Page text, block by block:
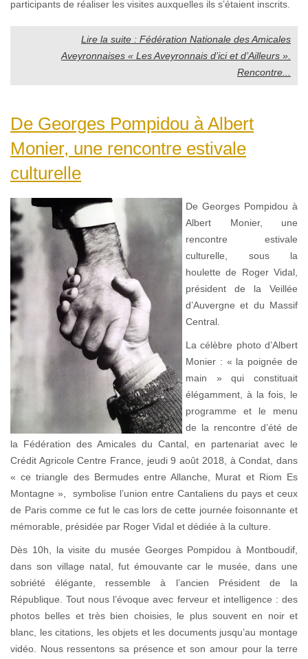
participants de réaliser les visites auxquelles ils s’étaient inscrits.
Lire la suite : Fédération Nationale des Amicales
Aveyronnaises « Les Aveyronnais d’ici et d’Ailleurs ».
Rencontre...
De Georges Pompidou à Albert
Monier, une rencontre estivale
culturelle
De Georges Pompidou à
Albert Monier, une
rencontre estivale
culturelle, sous la
houlette de Roger Vidal,
président de la Veillée
d’Auvergne et du Massif
Central.
La célèbre photo d’Albert
Monier : « la poignée de
main » qui constituait
élégamment, à la fois, le
programme et le menu
de la rencontre d’été de
la Fédération des Amicales du Cantal, en partenariat avec le
Crédit Agricole Centre France, jeudi 9 août 2018, à Condat, dans
« ce triangle des Bermudes entre Allanche, Murat et Riom Es
Montagne », symbolise l’union entre Cantaliens du pays et ceux
de Paris comme ce fut le cas lors de cette journée foisonnante et
mémorable, présidée par Roger Vidal et dédiée à la culture.
Dès 10h, la visite du musée Georges Pompidou à Montboudif,
dans son village natal, fut émouvante car le musée, dans une
sobriété élégante, ressemble à l’ancien Président de la
République. Tout nous l’évoque avec ferveur et intelligence : des
photos belles et très bien choisies, le plus souvent en noir et
blanc, les citations, les objets et les documents jusqu’au montage
vidéo. Nous ressentons sa présence et son amour pour la terre